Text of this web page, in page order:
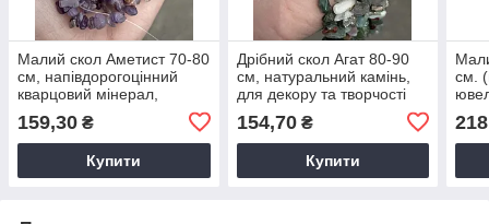
Малий скол Аметист 70-80
см, напівдорогоцінний
кварцовий мінерал,
фіолетово-рожевий колір
159,30 ₴
Купити
Дрібний скол Агат 80-90
см, натуральний камінь,
для декору та творчості
154,70₴
Купити
см.